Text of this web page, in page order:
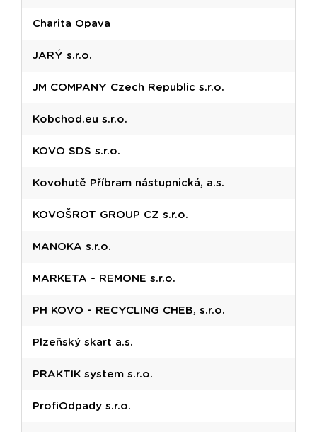
Charita Opava
JARÝ s.r.o.
JM COMPANY Czech Republic s.r.o.
Kobchod.eu s.r.o.
KOVO SDS s.r.o.
Kovohutě Příbram nástupnická, a.s.
KOVOŠROT GROUP CZ s.r.o.
MANOKA s.r.o.
MARKETA - REMONE s.r.o.
PH KOVO - RECYCLING CHEB, s.r.o.
Plzeňský skart a.s.
PRAKTIK system s.r.o.
ProfiOdpady s.r.o.